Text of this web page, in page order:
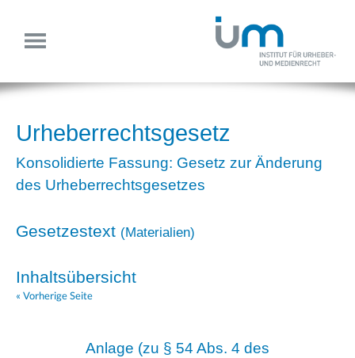
Urheberrechtsgesetz
Konsolidierte Fassung: Gesetz zur Änderung
des Urheberrechtsgesetzes
Gesetzestext (Materialien)
Inhaltsübersicht
« Vorherige Seite
Anlage (zu § 54 Abs. 4 des